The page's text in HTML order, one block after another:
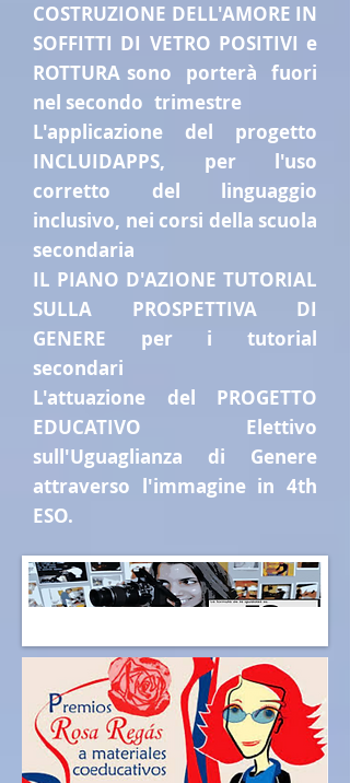
COSTRUZIONE DELL'AMORE IN
SOFFITTI DI VETRO POSITIVI e
ROTTURA sono
porterà
fuori
nel secondo trimestre
L'applicazione del progetto
INCLUIDAPPS, per l'uso
corretto del linguaggio
inclusivo, nei corsi della scuola
secondaria
IL PIANO D'AZIONE TUTORIAL
SULLA PROSPETTIVA DI
GENERE per i tutorial
secondari
L'attuazione del PROGETTO
EDUCATIVO Elettivo
sull'Uguaglianza di Genere
attraverso l'immagine in 4th
ESO.